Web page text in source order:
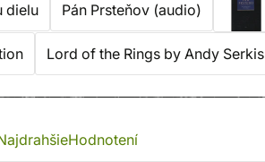
dielu Pán Prsteňov (audio)
Lord of the Rings by Andy Serkis
Hodnotení